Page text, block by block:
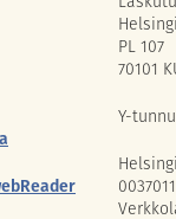
PL 107
70101
Y-